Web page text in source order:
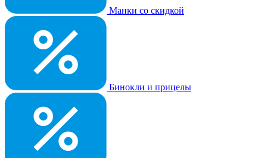
Манки со скидкой
Бинокли и прицелы